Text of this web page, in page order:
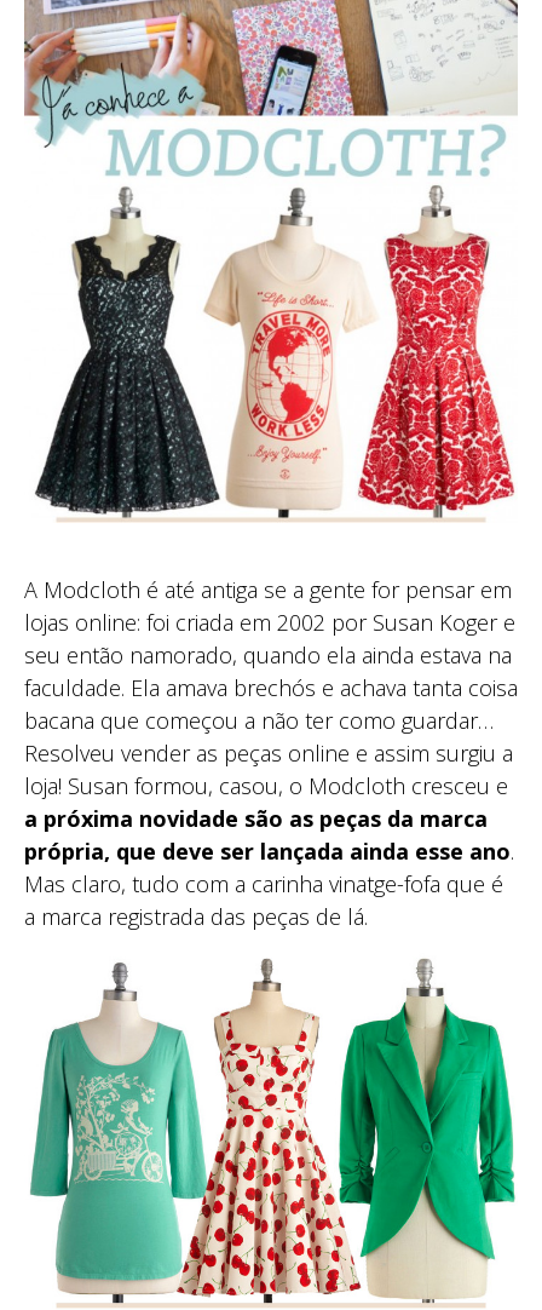
A Modcloth é até antiga se a gente for pensar em
lojas online: foi criada em 2002 por Susan Koger e
seu então namorado, quando ela ainda estava na
faculdade. Ela amava brechós e achava tanta coisa
bacana que começou a não ter como guardar…
Resolveu vender as peças online e assim surgiu a
loja! Susan formou, casou, o Modcloth cresceu e
a próxima novidade são as peças da marca
própria, que deve ser lançada ainda esse ano.
Mas claro, tudo com a carinha vinatge-fofa que é
a marca registrada das peças de lá.